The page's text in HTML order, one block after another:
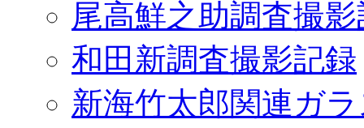
尾高鮮之助調査撮
和田新調査撮影記録
新海竹太郎関連ガ